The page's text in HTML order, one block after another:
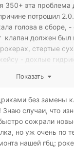
350+ эта проблема
потрошил
голова в сборе,
клапан должен был
стертые
- дохлые
смысла не вижу
но если на авто
-
Показать
без замены
случаи, что
сожрали
но уж очень по
нашей гбц;